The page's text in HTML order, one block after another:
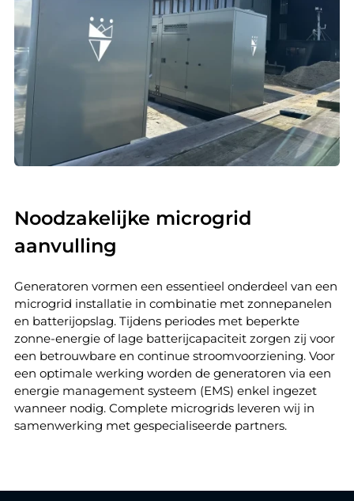
Noodzakelijke microgrid
aanvulling
Generatoren vormen een essentieel onderdeel van een
microgrid installatie in combinatie met zonnepanelen
en batterijopslag. Tijdens periodes met beperkte
zonne-energie of lage batterijcapaciteit zorgen zij voor
een betrouwbare en continue stroomvoorziening. Voor
een optimale werking worden de generatoren via een
energie management systeem (EMS) enkel ingezet
wanneer nodig. Complete microgrids leveren wij in
samenwerking met gespecialiseerde partners.